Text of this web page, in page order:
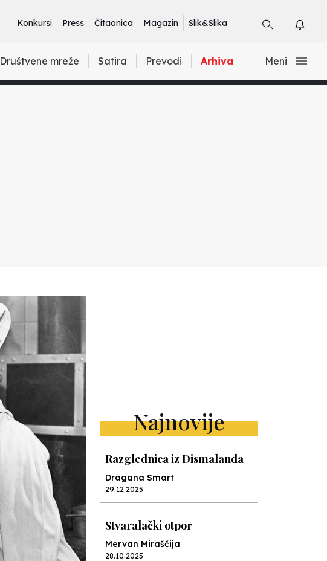
Konkursi Press Čitaonica Magazin Slik&Slika
Društvene mreže Satira Prevodi Arhiva Meni
Najnovije
Razglednica iz Dismalanda
Dragana Smart
29.12.2025
Stvaralački otpor
Mervan Miraščija
28.10.2025